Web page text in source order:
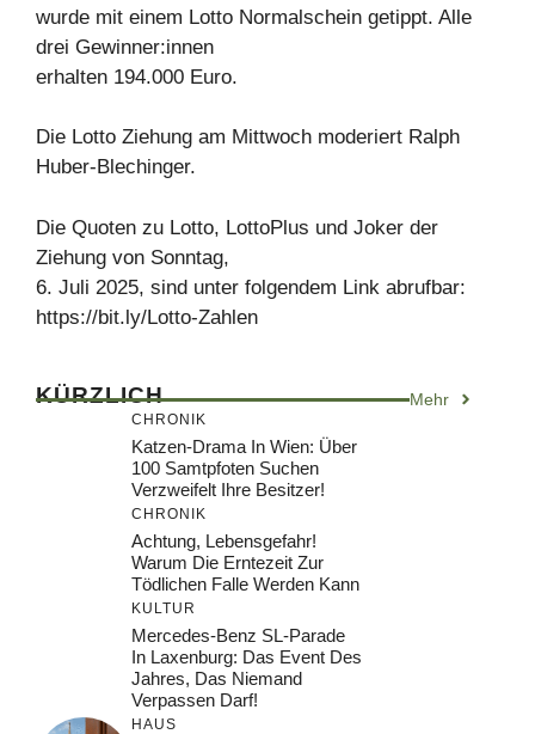
wurde mit einem Lotto Normalschein getippt. Alle
drei Gewinner:innen
erhalten 194.000 Euro.
Die Lotto Ziehung am Mittwoch moderiert Ralph
Huber-Blechinger.
Die Quoten zu Lotto, LottoPlus und Joker der
Ziehung von Sonntag,
6. Juli 2025, sind unter folgendem Link abrufbar:
https://bit.ly/Lotto-Zahlen
KÜRZLICH Mehr
CHRONIK
Katzen-Drama In Wien: Über
100 Samtpfoten Suchen
Verzweifelt Ihre Besitzer!
CHRONIK
Achtung, Lebensgefahr!
Warum Die Erntezeit Zur
Tödlichen Falle Werden Kann
KULTUR
Mercedes-Benz SL-Parade
In Laxenburg: Das Event Des
Jahres, Das Niemand
Verpassen Darf!
HAUS